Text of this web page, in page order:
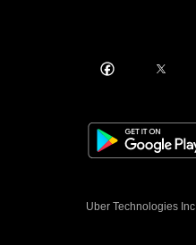
Uber Technologies Inc.